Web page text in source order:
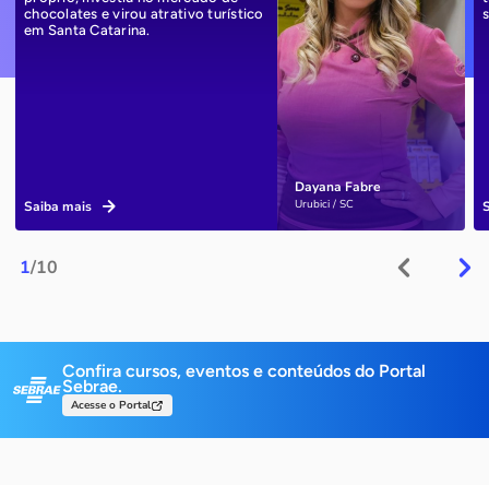
1/10
Dayana Fabre
Urubici / SC
chocolates e virou atrativo turístico
em Santa Catarina.
Saiba mais
Confira cursos, eventos e conteúdos do Portal
Sebrae.
Acesse o Portal